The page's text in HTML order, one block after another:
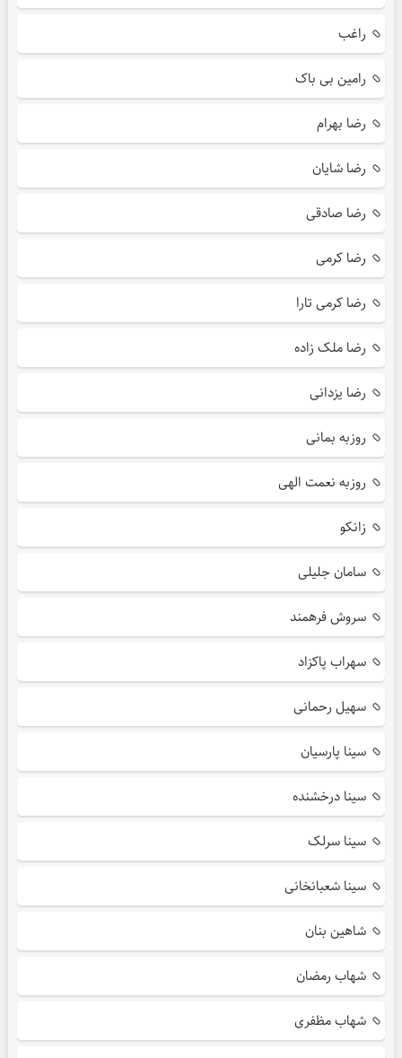
راغب
رامین بی باک
رضا بهرام
رضا شایان
رضا صادقی
رضا کرمی
رضا کرمی تارا
رضا ملک زاده
رضا یزدانی
روزبه بمانی
روزبه نعمت الهی
زانکو
سامان جلیلی
سروش فرهمند
سهراب پاکزاد
سهیل رحمانی
سینا پارسیان
سینا درخشنده
سینا سرلک
سینا شعبانخانی
شاهین بنان
شهاب رمضان
شهاب مظفری